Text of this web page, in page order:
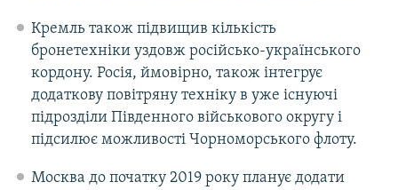
Кремль також підвищив кількість
бронетехніки уздовж російсько-українського
кордону. Росія, ймовірно, також інтегрує
додаткову повітряну техніку в уже існуючі
підрозділи Південного військового округу і
підсилює можливості Чорноморського флоту.
Москва до початку 2019 року планує додати